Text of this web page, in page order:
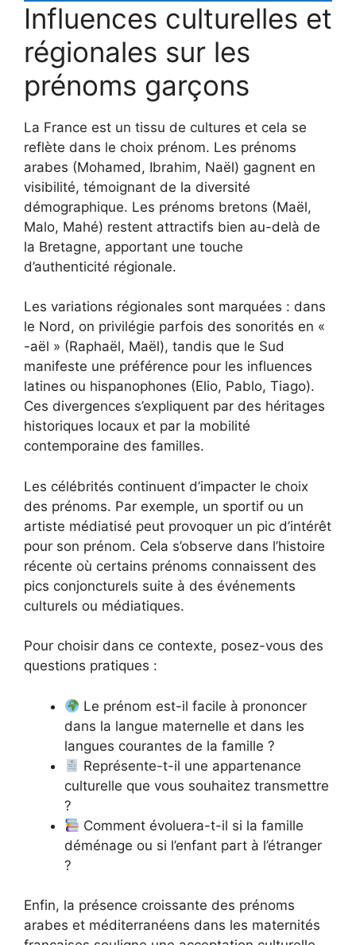
Influences culturelles et
régionales sur les
prénoms garçons
La France est un tissu de cultures et cela se
reflète dans le choix prénom. Les prénoms
arabes (Mohamed, Ibrahim, Naël) gagnent en
visibilité, témoignant de la diversité
démographique. Les prénoms bretons (Maël,
Malo, Mahé) restent attractifs bien au-delà de
la Bretagne, apportant une touche
d’authenticité régionale.
Les variations régionales sont marquées : dans
le Nord, on privilégie parfois des sonorités en «
-aël » (Raphaël, Maël), tandis que le Sud
manifeste une préférence pour les influences
latines ou hispanophones (Elio, Pablo, Tiago).
Ces divergences s’expliquent par des héritages
historiques locaux et par la mobilité
contemporaine des familles.
Les célébrités continuent d’impacter le choix
des prénoms. Par exemple, un sportif ou un
artiste médiatisé peut provoquer un pic d’intérêt
pour son prénom. Cela s’observe dans l’histoire
récente où certains prénoms connaissent des
pics conjoncturels suite à des événements
culturels ou médiatiques.
Pour choisir dans ce contexte, posez-vous des
questions pratiques :
Le prénom est-il facile à prononcer
dans la langue maternelle et dans les
langues courantes de la famille ?
Représente-t-il une appartenance
culturelle que vous souhaitez transmettre
?
Comment évoluera-t-il si la famille
déménage ou si l’enfant part à l’étranger
?
Enfin, la présence croissante des prénoms
arabes et méditerranéens dans les maternités